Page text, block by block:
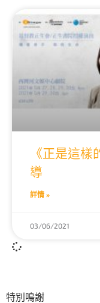
《正是這
導
詳情 »
03/06/2021
特別鳴謝